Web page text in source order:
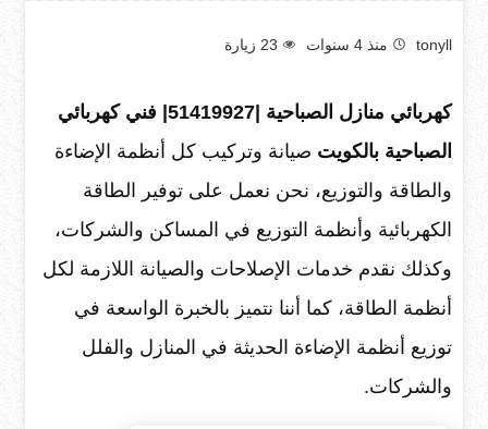
tonyll منذ 4 سنوات 23 زيارة
كهربائي منازل الصباحية |51419927| فني كهربائي
الصباحية بالكويت صيانة وتركيب كل أنظمة الإضاءة
والطاقة والتوزيع، نحن نعمل على توفير الطاقة
الكهربائية وأنظمة التوزيع في المساكن والشركات،
وكذلك نقدم خدمات الإصلاحات والصيانة اللازمة لكل
أنظمة الطاقة، كما أننا نتميز بالخبرة الواسعة في
توزيع أنظمة الإضاءة الحديثة في المنازل والفلل
والشركات.